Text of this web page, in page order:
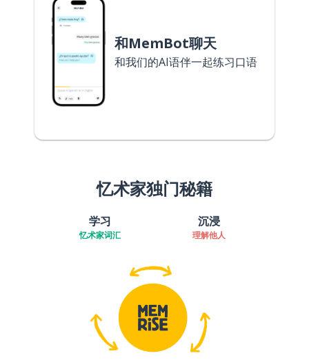
和MemBot聊天
和我们的AI语伴一起练习口语
忆术家独门秘籍
学习
忆术家词汇
沉浸
理解他人